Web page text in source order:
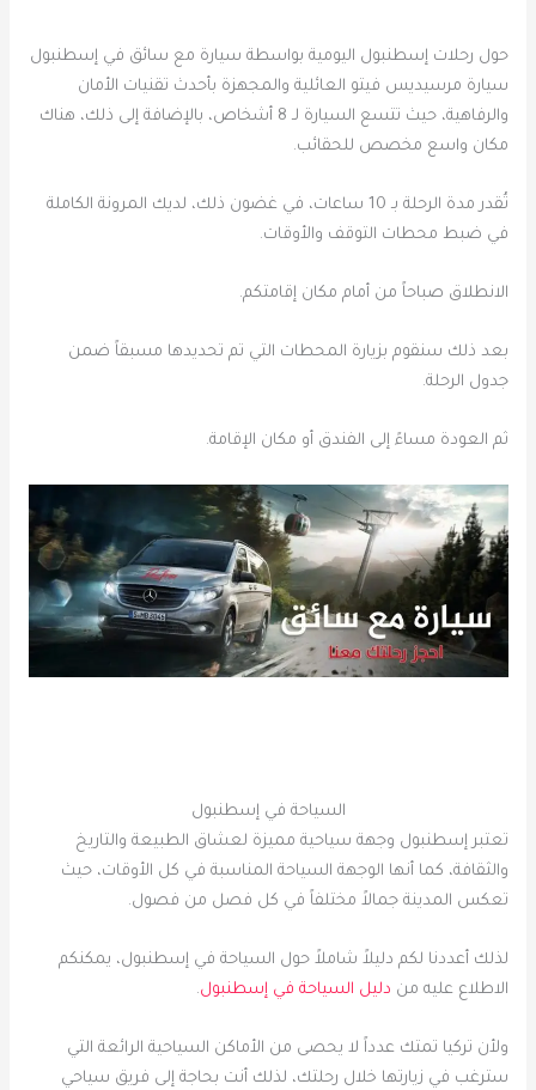
حول رحلات إسطنبول اليومية بواسطة سيارة مع سائق في إسطنبول
سيارة مرسيديس فيتو العائلية والمجهزة بأحدث تقنيات الأمان
والرفاهية، حيث تتسع السيارة لـ 8 أشخاص، بالإضافة إلى ذلك، هناك
مكان واسع مخصص للحقائب.
تُقدر مدة الرحلة بـ 10 ساعات، في غضون ذلك، لديك المرونة الكاملة
في ضبط محطات التوقف والأوقات.
الانطلاق صباحاً من أمام مكان إقامتكم.
بعد ذلك سنقوم بزيارة المحطات التي تم تحديدها مسبقاً ضمن
جدول الرحلة.
ثم العودة مساءً إلى الفندق أو مكان الإقامة.
السياحة في إسطنبول
تعتبر إسطنبول وجهة سياحية مميزة لعشاق الطبيعة والتاريخ
والثقافة، كما أنها الوجهة السياحة المناسبة في كل الأوقات، حيث
تعكس المدينة جمالاً مختلفاً في كل فصل من فصول.
لذلك أعددنا لكم دليلاً شاملاً حول السياحة في إسطنبول، يمكنكم
الاطلاع عليه من دليل السياحة في إسطنبول.
ولأن تركيا تمتك عدداً لا يحصى من الأماكن السياحية الرائعة التي
سترغب في زيارتها خلال رحلتك، لذلك أنت بحاجة إلى فريق سياحي